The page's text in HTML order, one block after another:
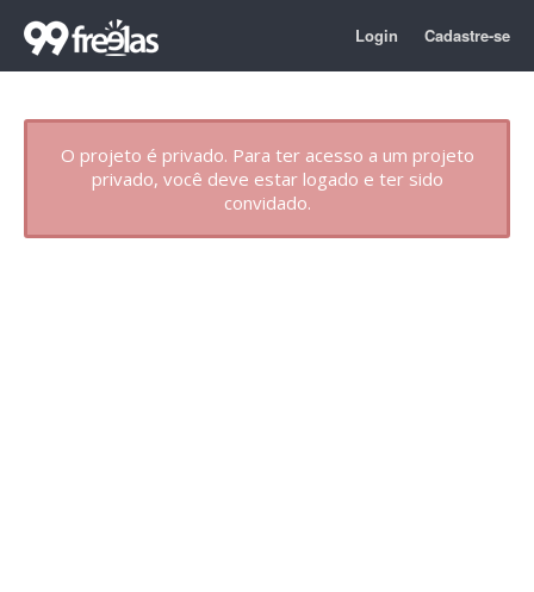
Login Cadastre-se
O projeto é privado. Para ter acesso a um projeto
privado, você deve estar logado e ter sido
convidado.